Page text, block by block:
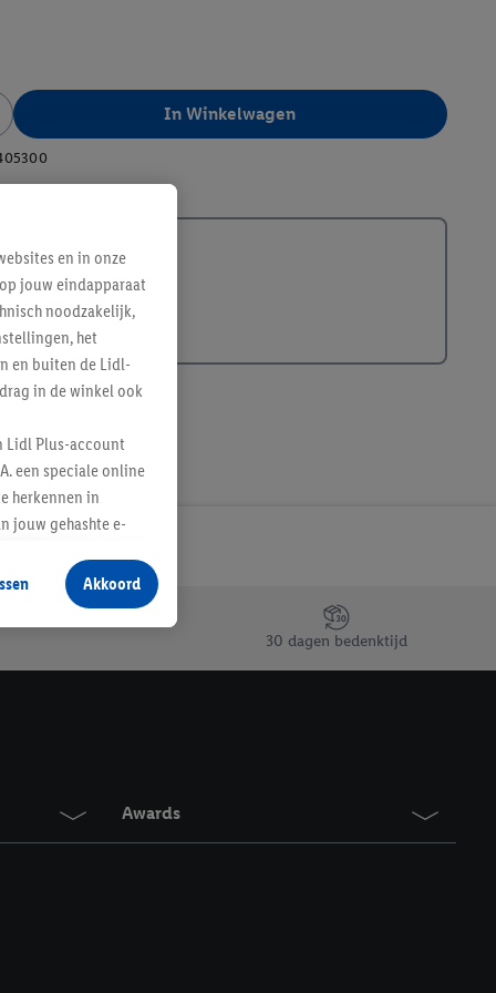
In Winkelwagen
30 dagen bedenktijd
Awards
en in onze
jouw eindapparaat
noodzakelijk,
het
en buiten de Lidl-
in de winkel ook
Lidl Plus-account
een speciale online
herkennen in
jouw gehashte e-
producten waarin je
te plaatsen
verschillende
kunnen worden
vergelijkbare
in te
Akkoord